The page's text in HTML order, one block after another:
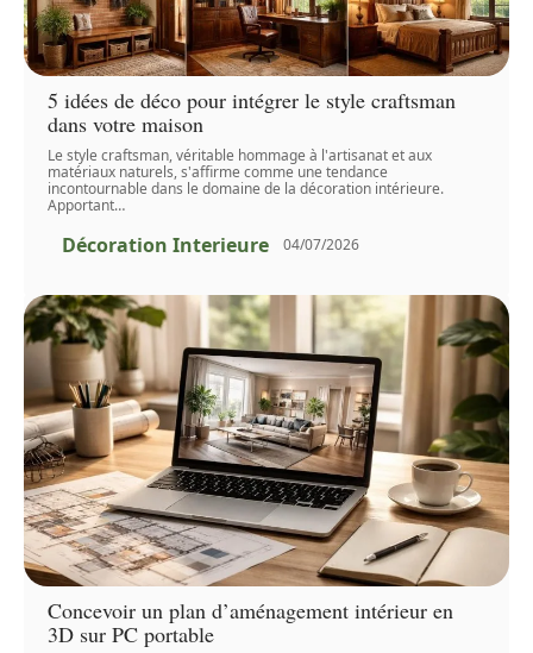
5 idées de déco pour intégrer le style craftsman
dans votre maison
Le style craftsman, véritable hommage à l'artisanat et aux
matériaux naturels, s'affirme comme une tendance
incontournable dans le domaine de la décoration intérieure.
Apportant…
Décoration Interieure 04/07/2026
Concevoir un plan d’aménagement intérieur en
3D sur PC portable